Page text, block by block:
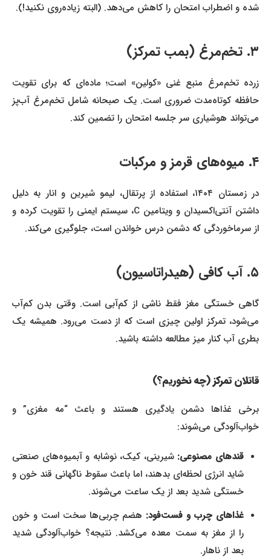
شده و اضطراب امتحان را کاهش می‌دهد. (البته زیاده‌روی نکنید!).
زرده تخم‌مرغ منبع غنی «کولین» است؛ ماده‌ای که برای تقویت
حافظه کوتاه‌مدت ضروری است. یک صبحانه شامل تخم‌مرغ آب‌پز
می‌تواند هوشیاری سر جلسه امتحان را تضمین کند.
در زمستان ۱۴۰۴، استفاده از پرتقال، لیمو شیرین و انار به دلیل
داشتن آنتی‌اکسیدان و ویتامین C، سیستم ایمنی را تقویت کرده و
از سرماخوردگی که دشمن درس خواندن است، جلوگیری می‌کند.
گاهی خستگی مغز فقط ناشی از کم‌آبی است. وقتی بدن کم‌آب
می‌شود، تمرکز اولین چیزی است که از دست می‌رود. همیشه یک
بطری آب کنار میز مطالعه داشته باشید.
قاتلان تمرکز (چه نخوریم؟)
برخی غذاها دشمن یادگیری هستند و باعث “مه مغزی” و
خواب‌آلودگی می‌شوند:
قندهای مصنوعی:شیرینی، کیک، نوشابه و آبمیوه‌های صنعتی
شاید انرژی لحظه‌ای بدهند، اما باعث سقوط ناگهانی قند خون و
خستگی شدید بعد از یک ساعت می‌شوند.
غذاهای چرب و فست‌فود:هضم چربی‌ها سخت است و خون
را از مغز به سمت معده می‌کشد. نتیجه؟ خواب‌آلودگی شدید
بعد از ناهار.